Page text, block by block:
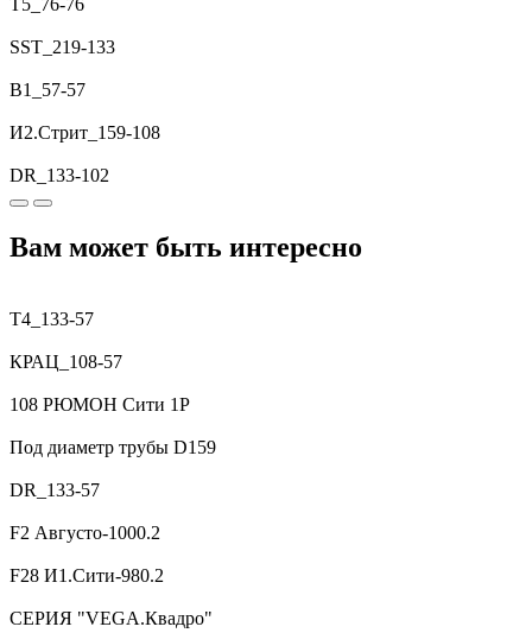
T5_76-76
SST_219-133
B1_57-57
И2.Стрит_159-108
DR_133-102
Вам может быть интересно
T4_133-57
КРАЦ_108-57
108 РЮМОН Сити 1P
Под диаметр трубы D159
DR_133-57
F2 Августо-1000.2
F28 И1.Сити-980.2
CЕРИЯ "VEGA.Квадро"